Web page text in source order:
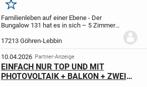
Merken
Familienleben auf einer Ebene - Der
Bungalow 131 hat es in sich – 5 Zimmer,
Wohnfläche und clever nutzbarer
Stauraum für die ganze Familie. Die kluge
Raumauftei...
17213 Göhren-Lebbin
10.04.2026 Partner-Anzeige
EINFACH NUR TOP UND MIT
PHOTOVOLTAIK + BALKON + ZWEI